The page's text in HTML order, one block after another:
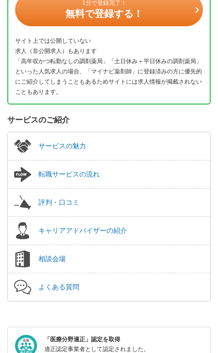
1分で登録完了！
無料で登録する！
サイト上では公開していない
求人（非公開求人）もあります
「高年収かつ転勤なしの調剤薬局」「土日休み＋平日休みの調剤薬局」
といった人気求人の場合、「マイナビ薬剤師」に登録済みの方に優先的
にご紹介してしまうこともあるためサイトには求人情報が掲載されない
こともあります。
サービスのご紹介
サービスの魅力
転職サービスの流れ
評判・口コミ
キャリアアドバイザーの紹介
相談会場
よくある質問
「医療分野適正」認定を取得
適正認定事業者として認定されました。